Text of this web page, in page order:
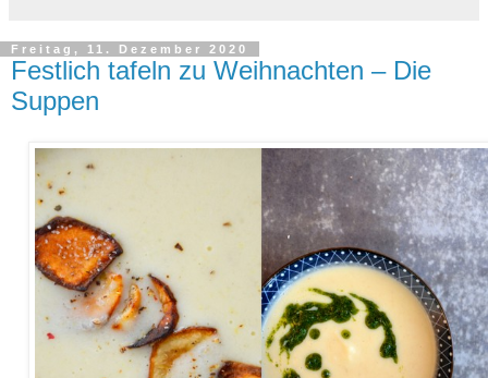
Freitag, 11. Dezember 2020
Festlich tafeln zu Weihnachten – Die
Suppen